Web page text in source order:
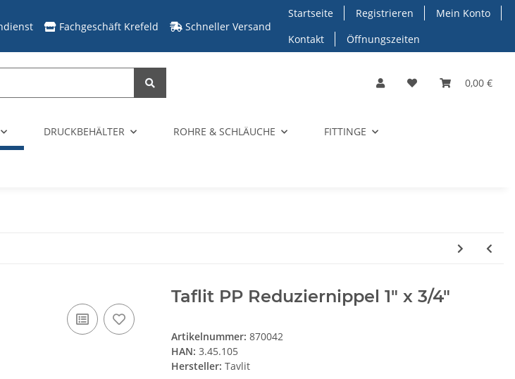
Fachgeschäft Krefeld Schneller Versand
Startseite Registrieren
Mein Konto
Kontakt
Öffnungszeiten
0,00 €
DRUCKBEHÄLTER ROHRE & SCHLÄUCHE FITTINGE
Taflit PP Reduziernippel 1" x 3/4"
Artikelnummer: 870042
HAN: 3.45.105
Hersteller: Tavlit